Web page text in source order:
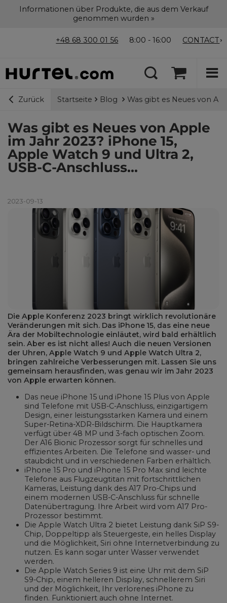
Informationen über Produkte, die aus dem Verkauf
genommen wurden »
+48 68 300 01 56 8:00 - 16:00 CONTACT
Zurück Startseite Blog Was gibt es Neues von
Was gibt es Neues von Apple
im Jahr 2023? iPhone 15,
Apple Watch 9 und Ultra 2,
USB-C-Anschluss...
2023-09-13
Die Apple Konferenz 2023 bringt wirklich revolutionäre
Veränderungen mit sich. Das iPhone 15, das eine neue
Ära der Mobiltechnologie einläutet, wird bald erhältlich
sein. Aber es ist nicht alles! Auch die neuen Versionen
der Uhren, Apple Watch 9 und Apple Watch Ultra 2,
bringen zahlreiche Verbesserungen mit. Lassen Sie uns
gemeinsam herausfinden, was genau wir im Jahr 2023
von Apple erwarten können.
Das neue iPhone 15 und iPhone 15 Plus von Apple
sind Telefone mit USB-C-Anschluss, einzigartigem
Design, einer leistungsstarken Kamera und einem
Super-Retina-XDR-Bildschirm. Die Hauptkamera
verfügt über 48 MP und 3-fach optischen Zoom.
Der A16 Bionic Prozessor sorgt für schnelles und
effizientes Arbeiten. Die Telefone sind wasser- und
staubdicht und in verschiedenen Farben erhältlich.
iPhone 15 Pro und iPhone 15 Pro Max sind leichte
Telefone aus Flugzeugtitan mit fortschrittlichen
Kameras, Leistung dank des A17 Pro-Chips und
einem modernen USB-C-Anschluss für schnelle
Datenübertragung. Ihre Arbeit wird vom A17 Pro-
Prozessor bestimmt.
Die Apple Watch Ultra 2 bietet Leistung dank SiP S9-
Chip, Doppeltipp als Steuergeste, ein helles Display
und die Möglichkeit, Siri ohne Internetverbindung zu
nutzen. Es kann sogar unter Wasser verwendet
werden.
Die Apple Watch Series 9 ist eine Uhr mit dem SiP
S9-Chip, einem helleren Display, schnellerem Siri
und der Möglichkeit, Ihr verlorenes iPhone zu
finden. Funktioniert auch ohne Internet.